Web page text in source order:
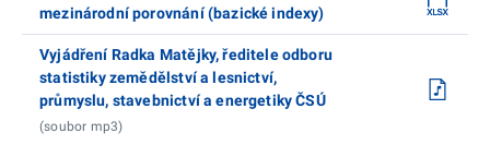
mezinárodní porovnání (bazické indexy)
Vyjádření Radka Matějky, ředitele odboru
statistiky zemědělství a lesnictví,
průmyslu, stavebnictví a energetiky ČSÚ
(soubor mp3)